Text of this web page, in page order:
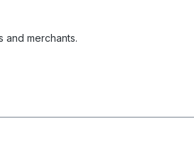
and merchants.